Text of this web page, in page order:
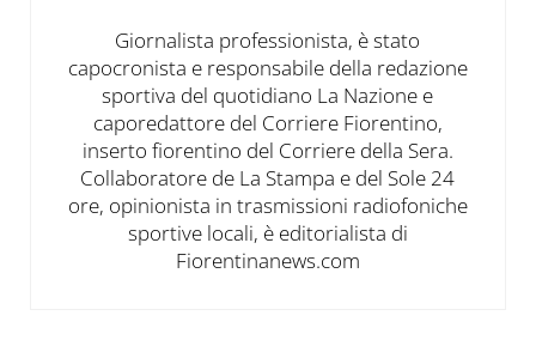
Giornalista professionista, è stato
capocronista e responsabile della redazione
sportiva del quotidiano La Nazione e
caporedattore del Corriere Fiorentino,
inserto fiorentino del Corriere della Sera.
Collaboratore de La Stampa e del Sole 24
ore, opinionista in trasmissioni radiofoniche
sportive locali, è editorialista di
Fiorentinanews.com